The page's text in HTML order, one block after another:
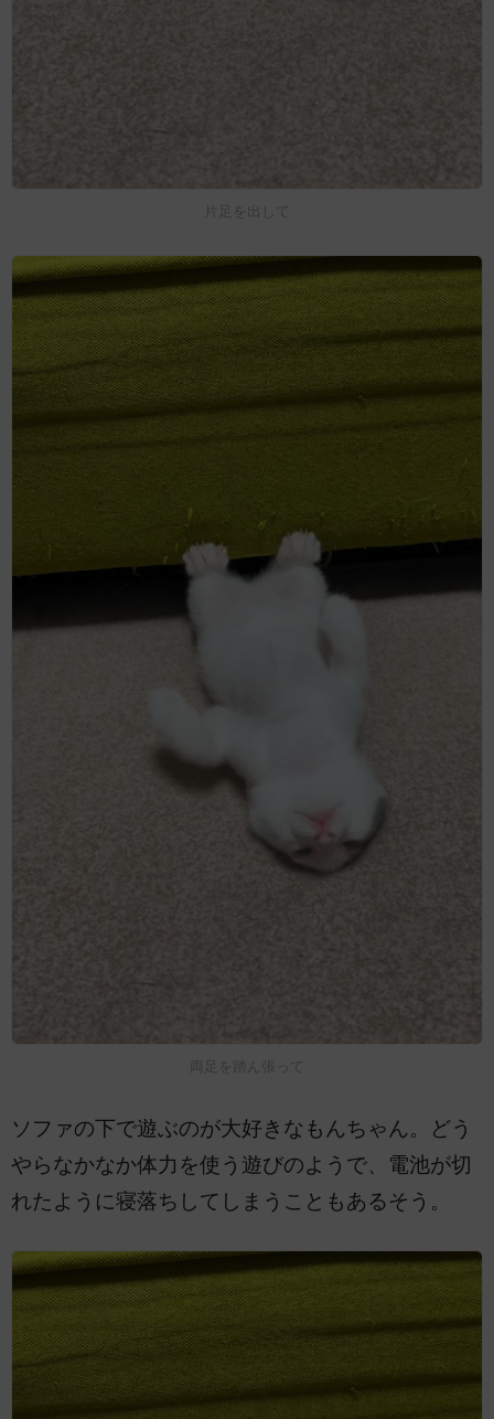
片足を出して
両足を踏ん張って
ソファの下で遊ぶのが大好きなもんちゃん。どう
やらなかなか体力を使う遊びのようで、電池が切
れたように寝落ちしてしまうこともあるそう。